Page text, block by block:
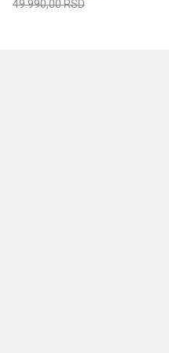
49.990,00RSD